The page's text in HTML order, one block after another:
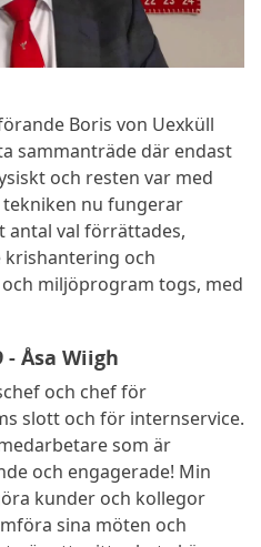
Boris von Uexküll
sammanträde där endast
och resten var med
nu fungerar
antal val förrättades,
krishantering och
miljöprogram togs, med
Åsa Wiigh
och chef för
slott och för internservice.
som är
och engagerade! Min
kunder och kollegor
sina möten och